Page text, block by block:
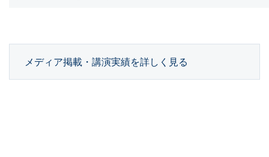
メディア掲載・講演実績を詳しく見る